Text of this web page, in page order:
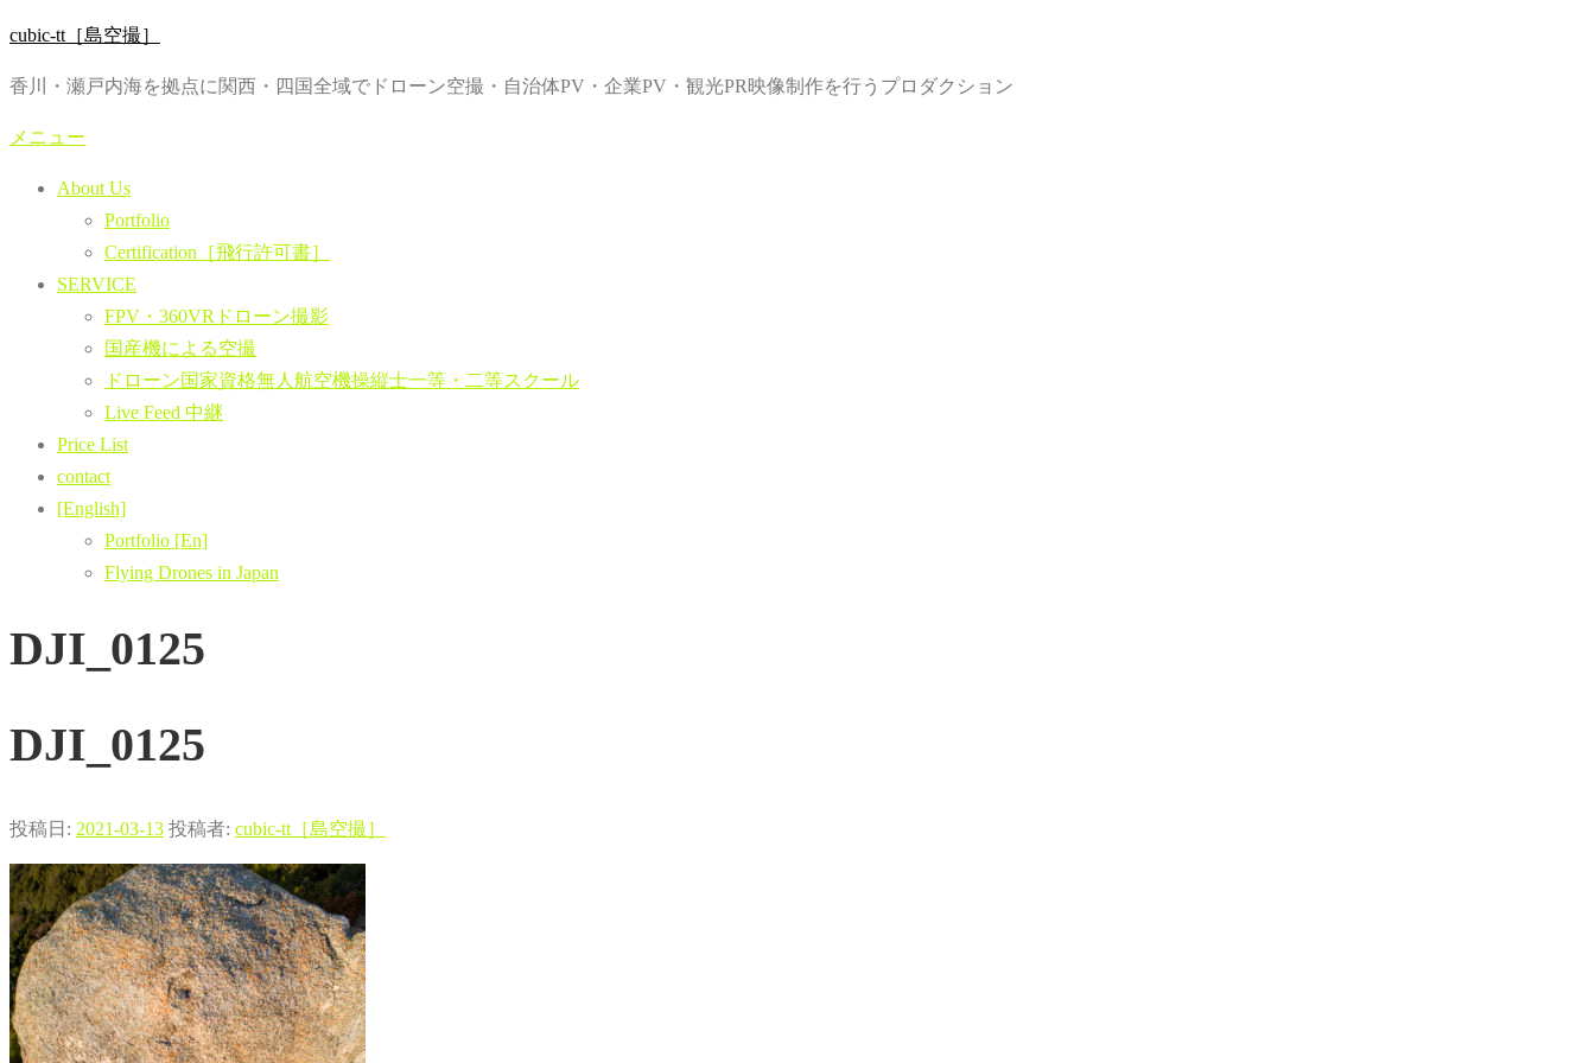
コ
テ
ン
cubic-tt［島空撮］
香川・瀬戸内海を拠点に関西・四国全域でドローン空撮・自治体PV・企業PV・観光PR映像制作を行うプロダクション
メニュー
About Us
Portfolio
Certification［飛行許可書］
SERVICE
FPV・360VRドローン撮影
国産機による空撮
ドローン国家資格無人航空機操縦士一等・二等スクール
Live Feed 中継
Price List
contact
[English]
Portfolio [En]
Flying Drones in Japan
DJI_0125
DJI_0125
投稿日: 2021-03-13 投稿者: cubic-tt［島空撮］